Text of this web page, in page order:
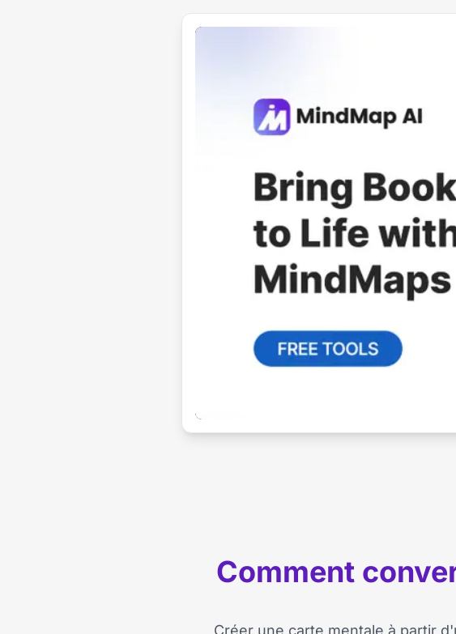
Comment
Créer une carte mentale à partir